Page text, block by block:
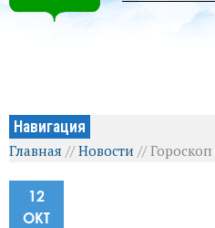
Навигация
Главная //Новости //Гороскоп
12
ОКТ